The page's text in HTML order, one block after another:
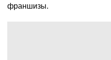
франшизы.